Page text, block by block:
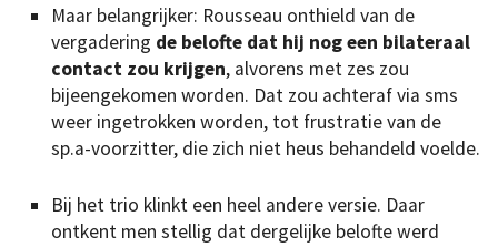
Maar belangrijker: Rousseau onthield van de
vergadering de belofte dat hij nog een bilateraal
contact zou krijgen, alvorens met zes zou
bijeengekomen worden. Dat zou achteraf via sms
weer ingetrokken worden, tot frustratie van de
sp.a-voorzitter, die zich niet heus behandeld voelde.
Bij het trio klinkt een heel andere versie. Daar
ontkent men stellig dat dergelijke belofte werd